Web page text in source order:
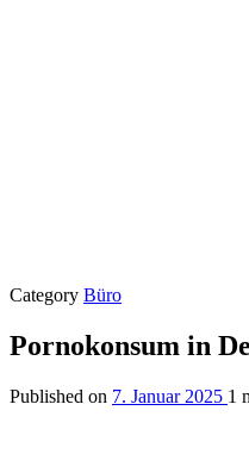
Category Büro
Pornokonsum in
Published on 7. Januar 2025 1